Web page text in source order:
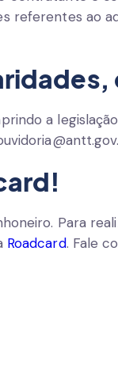
referentes ao
a
. Para
Roadcard. Fale